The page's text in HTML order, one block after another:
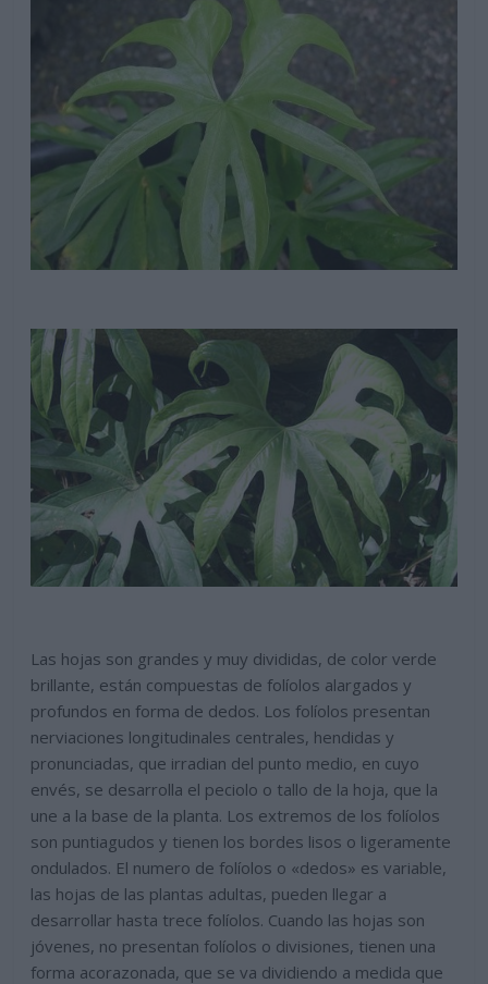
Las hojas son grandes y muy divididas, de color verde
brillante, están compuestas de folíolos alargados y
profundos en forma de dedos. Los folíolos presentan
nerviaciones longitudinales centrales, hendidas y
pronunciadas, que irradian del punto medio, en cuyo
envés, se desarrolla el peciolo o tallo de la hoja, que la
une a la base de la planta. Los extremos de los folíolos
son puntiagudos y tienen los bordes lisos o ligeramente
ondulados. El numero de folíolos o «dedos» es variable,
las hojas de las plantas adultas, pueden llegar a
desarrollar hasta trece folíolos. Cuando las hojas son
jóvenes, no presentan folíolos o divisiones, tienen una
forma acorazonada, que se va dividiendo a medida que